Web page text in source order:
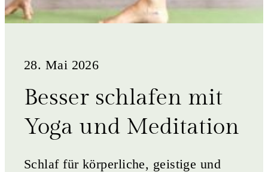
28. Mai 2026
Besser schlafen mit
Yoga und Meditation
Schlaf für körperliche, geistige und